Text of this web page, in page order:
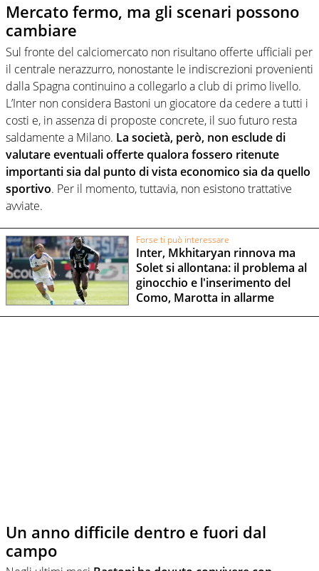
Mercato fermo, ma gli scenari possono
cambiare
Sul fronte del calciomercato non risultano offerte ufficiali per
il centrale nerazzurro, nonostante le indiscrezioni provenienti
dalla Spagna continuino a collegarlo a club di primo livello.
L’Inter non considera Bastoni un giocatore da cedere a tutti i
costi e, in assenza di proposte concrete, il suo futuro resta
saldamente a Milano. La società, però, non esclude di
valutare eventuali offerte qualora fossero ritenute
importanti sia dal punto di vista economico sia da quello
sportivo. Per il momento, tuttavia, non esistono trattative
avviate.
Forse ti può interessare
Inter, Mkhitaryan rinnova ma
Solet si allontana: il problema al
ginocchio e l'inserimento del
Como, Marotta in allarme
Un anno difficile dentro e fuori dal
campo